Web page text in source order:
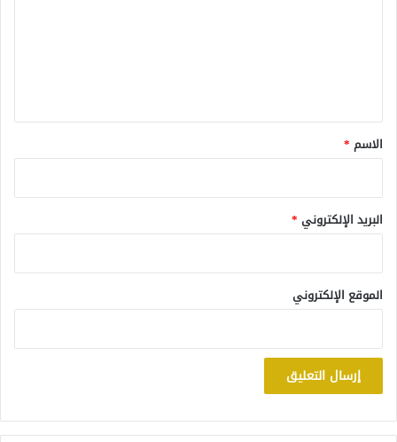
*
الاسم *
البريد الإلكتروني *
الموقع الإلكتروني